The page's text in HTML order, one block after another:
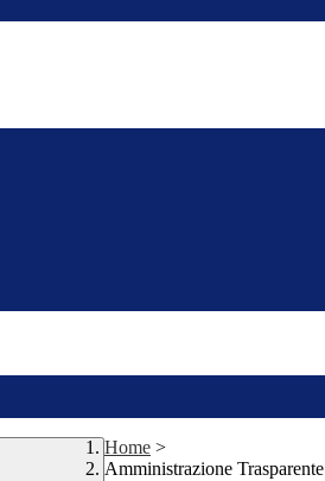
Home >
Amministrazione Trasparente